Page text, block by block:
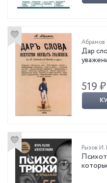
Абрамов
Дар
519 ₽
Рызов И.